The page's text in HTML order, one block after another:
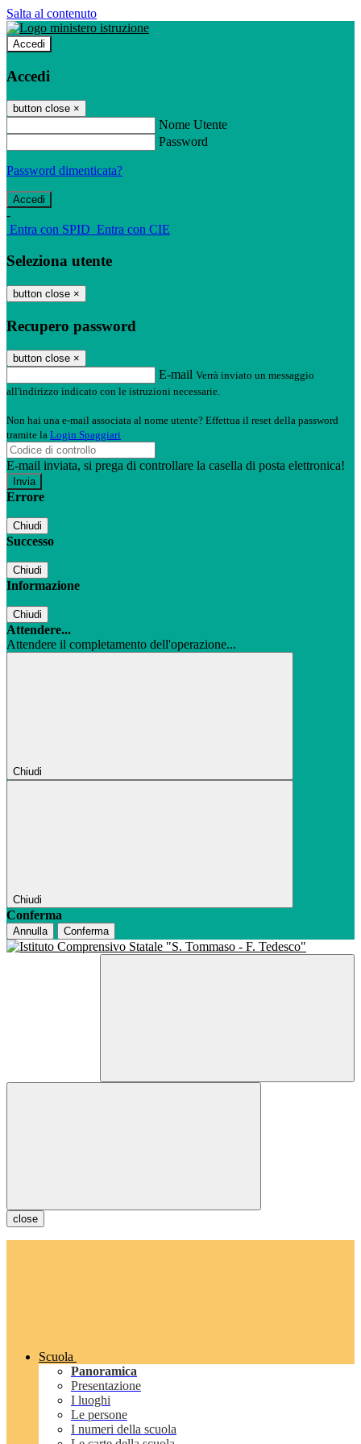
Salta al contenuto
Accedi
Accedi
button close ×
Nome Utente
Password
Password dimenticata?
-
Entra con SPID Entra con CIE
Seleziona utente
button close ×
Recupero password
button close ×
E-mail Verrà inviato un messaggio
all'indirizzo indicato con le istruzioni necessarie.
Non hai una e-mail associata al nome utente? Effettua il reset della password
tramite la Login Spaggiari
E-mail inviata, si prega di controllare la casella di posta elettronica!
Errore
Chiudi
Successo
Chiudi
Informazione
Chiudi
Attendere...
Attendere il completamento dell'operazione...
Chiudi
Chiudi
Conferma
Annulla Conferma
close
Scuola
Panoramica
Presentazione
I luoghi
Le persone
I numeri della scuola